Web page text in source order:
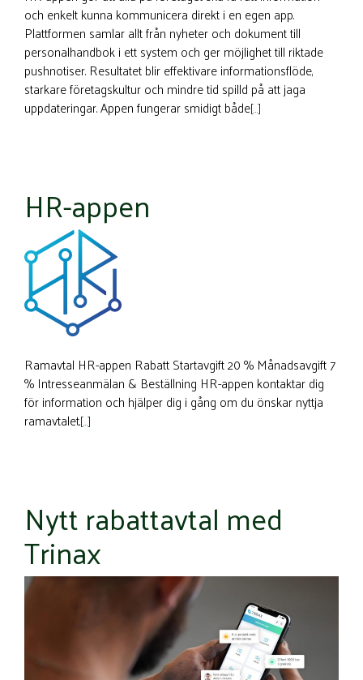
och enkelt kunna kommunicera direkt i en egen app.
Plattformen samlar allt från nyheter och dokument till
personalhandbok i ett system och ger möjlighet till riktade
pushnotiser. Resultatet blir effektivare informationsflöde,
starkare företagskultur och mindre tid spilld på att jaga
uppdateringar. Appen fungerar smidigt både[…]
HR-appen
Ramavtal HR-appen Rabatt Startavgift 20 % Månadsavgift 7
% Intresseanmälan & Beställning HR-appen kontaktar dig
för information och hjälper dig i gång om du önskar nyttja
ramavtalet.[…]
Nytt rabattavtal med
Trinax